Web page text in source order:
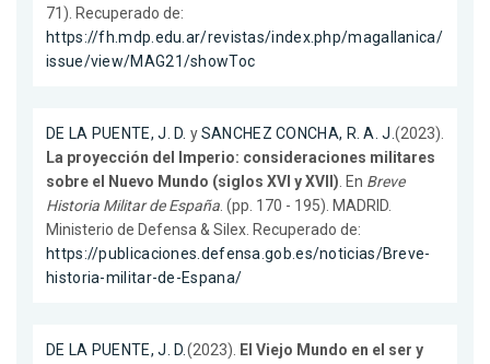
71). Recuperado de:
https://fh.mdp.edu.ar/revistas/index.php/magallanica/
issue/view/MAG21/showToc
DE LA PUENTE, J. D. ySANCHEZ CONCHA, R. A. J.(2023).
La proyección del Imperio: consideraciones militares
sobre el Nuevo Mundo (siglos XVI y XVII). En Breve
Historia Militar de España. (pp. 170 - 195). MADRID.
Ministerio de Defensa & Silex. Recuperado de:
https://publicaciones.defensa.gob.es/noticias/Breve-
historia-militar-de-Espana/
DE LA PUENTE, J. D.(2023). El Viejo Mundo en el ser y